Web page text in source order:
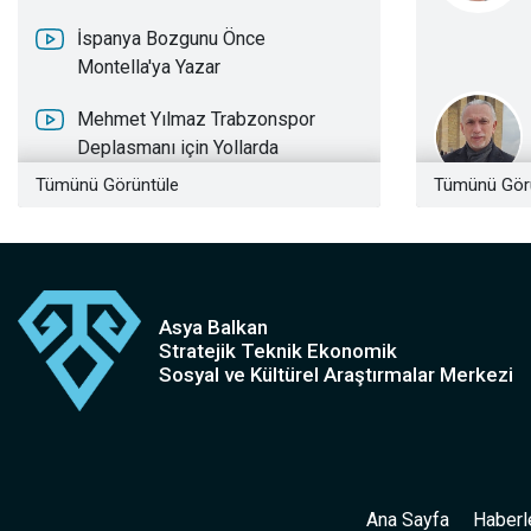
İspanya Bozgunu Önce
Montella'ya Yazar
Mehmet Yılmaz Trabzonspor
Deplasmanı için Yollarda
OSMAN BEY’İN EŞLERİ
KRALİÇE TOMRİS’İN KORKUNÇ
İNTİKAMI
Tümünü Görüntüle Tümünü
Asya Balkan
Stratejik Teknik Ekonomik
Sosyal ve Kültürel Araştırmalar Merkezi
Ana Sayfa